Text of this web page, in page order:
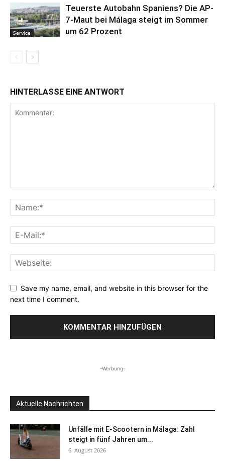
Service
Teuerste Autobahn Spaniens? Die AP-
7-Maut bei Málaga steigt im Sommer
um 62 Prozent
HINTERLASSE EINE ANTWORT
Save my name, email, and website in this browser for the
next time I comment.
-Werbung-
Aktuelle Nachrichten
Unfälle mit E-Scootern in Málaga: Zahl
steigt in fünf Jahren um...
6. August 2026